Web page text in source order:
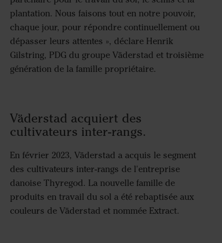
plantation. Nous faisons tout en notre pouvoir,
chaque jour, pour répondre continuellement ou
dépasser leurs attentes », déclare Henrik
Gilstring, PDG du groupe Väderstad et troisième
génération de la famille propriétaire.
Väderstad acquiert des
cultivateurs inter-rangs.
En février 2023, Väderstad a acquis le segment
des cultivateurs inter-rangs de l'entreprise
danoise Thyregod. La nouvelle famille de
produits en travail du sol a été rebaptisée aux
couleurs de Väderstad et nommée Extract.